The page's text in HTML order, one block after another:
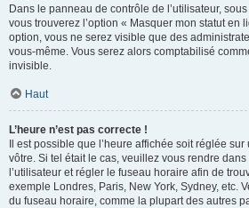
Dans le panneau de contrôle de l’utilisateur,
vous trouverez l’option « Masquer mon statut en
option, vous ne serez visible que des
vous-même. Vous serez alors comptabilisé
invisible.
Haut
L’heure n’est pas correcte !
Il est possible que l’heure affichée soit réglée
vôtre. Si tel était le cas, veuillez vous rendre
l’utilisateur et régler le fuseau horaire afin de
exemple Londres, Paris, New York, Sydney, etc.
du fuseau horaire, comme la plupart des autres